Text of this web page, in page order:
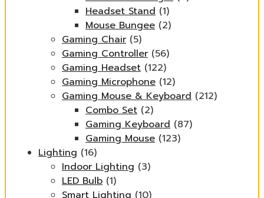
Headset Stand (1)
Mouse Bungee (2)
Gaming Chair (5)
Gaming Controller (56)
Gaming Headset (122)
Gaming Microphone (12)
Gaming Mouse & Keyboard (212)
Combo Set (2)
Gaming Keyboard (87)
Gaming Mouse (123)
Lighting (16)
Indoor Lighting (3)
LED Bulb (1)
Smart Lighting (10)